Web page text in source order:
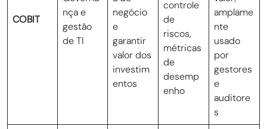
COBIT
nça e
gestão
de TI
negócio
e
garantir
valor dos
investim
entos
controle
de
riscos,
métricas
de
desemp
enho
amplame
nte
usado
por
gestores
e
auditore
s